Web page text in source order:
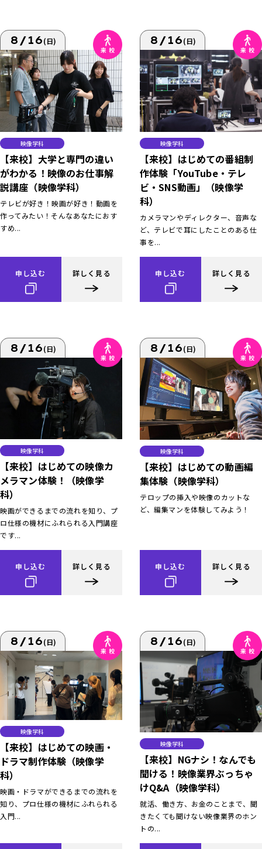
8/16(日)
映像学科
【来校】大学と専門の違い
がわかる！映像のお仕事解
説講座（映像学科）
テレビが好き！映画が好き！動画を
作ってみたい！そんなあなたにおす
すめ...
申し込む 詳しく見る
8/16(日)
映像学科
【来校】はじめての番組制
作体験「YouTube・テレ
ビ・SNS動画」（映像学
科）
カメラマンやディレクター、音声な
ど、テレビで耳にしたことのある仕
事を...
申し込む 詳しく見る
8/16(日)
映像学科
【来校】はじめての映像カ
メラマン体験！（映像学
科）
映画ができるまでの流れを知り、プ
ロ仕様の機材にふれられる入門講座
です...
申し込む 詳しく見る
8/16(日)
映像学科
【来校】はじめての動画編
集体験（映像学科）
テロップの挿入や映像のカットな
ど、編集マンを体験してみよう！
申し込む 詳しく見る
8/16(日)
映像学科
【来校】はじめての映画・
ドラマ制作体験（映像学
科）
映画・ドラマができるまでの流れを
知り、プロ仕様の機材にふれられる
入門...
8/16(日)
映像学科
【来校】NGナシ！なんでも
聞ける！映像業界ぶっちゃ
けQ&A（映像学科）
就活、働き方、お金のことまで、聞
きたくても聞けない映像業界のホン
トの...